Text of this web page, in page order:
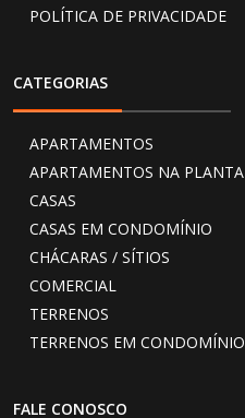
POLÍTICA DE PRIVACIDADE
CATEGORIAS
APARTAMENTOS
APARTAMENTOS NA PLANTA
CASAS
CASAS EM CONDOMÍNIO
CHÁCARAS / SÍTIOS
COMERCIAL
TERRENOS
TERRENOS EM CONDOMÍNIO
FALE CONOSCO